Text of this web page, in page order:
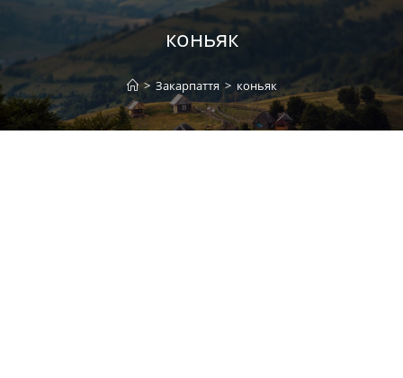
коньяк
> Закарпаття > коньяк